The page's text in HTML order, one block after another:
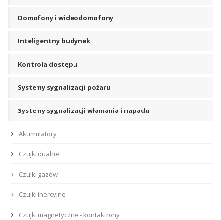
Domofony i wideodomofony
Inteligentny budynek
Kontrola dostępu
Systemy sygnalizacji pożaru
Systemy sygnalizacji włamania i napadu
Akumulatory
Czujki dualne
Czujki gazów
Czujki inercyjne
Czujki magnetyczne - kontaktrony